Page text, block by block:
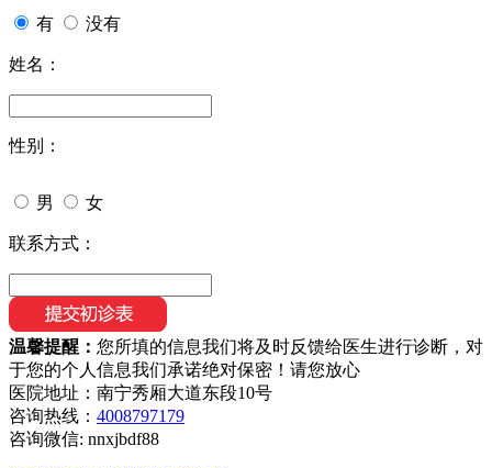
有 没有
姓名：
性别：
男 女
联系方式：
温馨提醒： 您所填的信息我们将及时反馈给医生进行诊断，对
于您的个人信息我们承诺绝对保密！请您放心
医院地址：南宁秀厢大道东段10号
咨询热线： 4008797179
咨询微信: nnxjbdf88